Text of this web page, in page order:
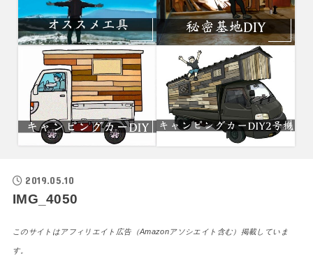
2019.05.10
IMG_4050
このサイトはアフィリエイト広告（Amazonアソシエイト含む）掲載していま
す。